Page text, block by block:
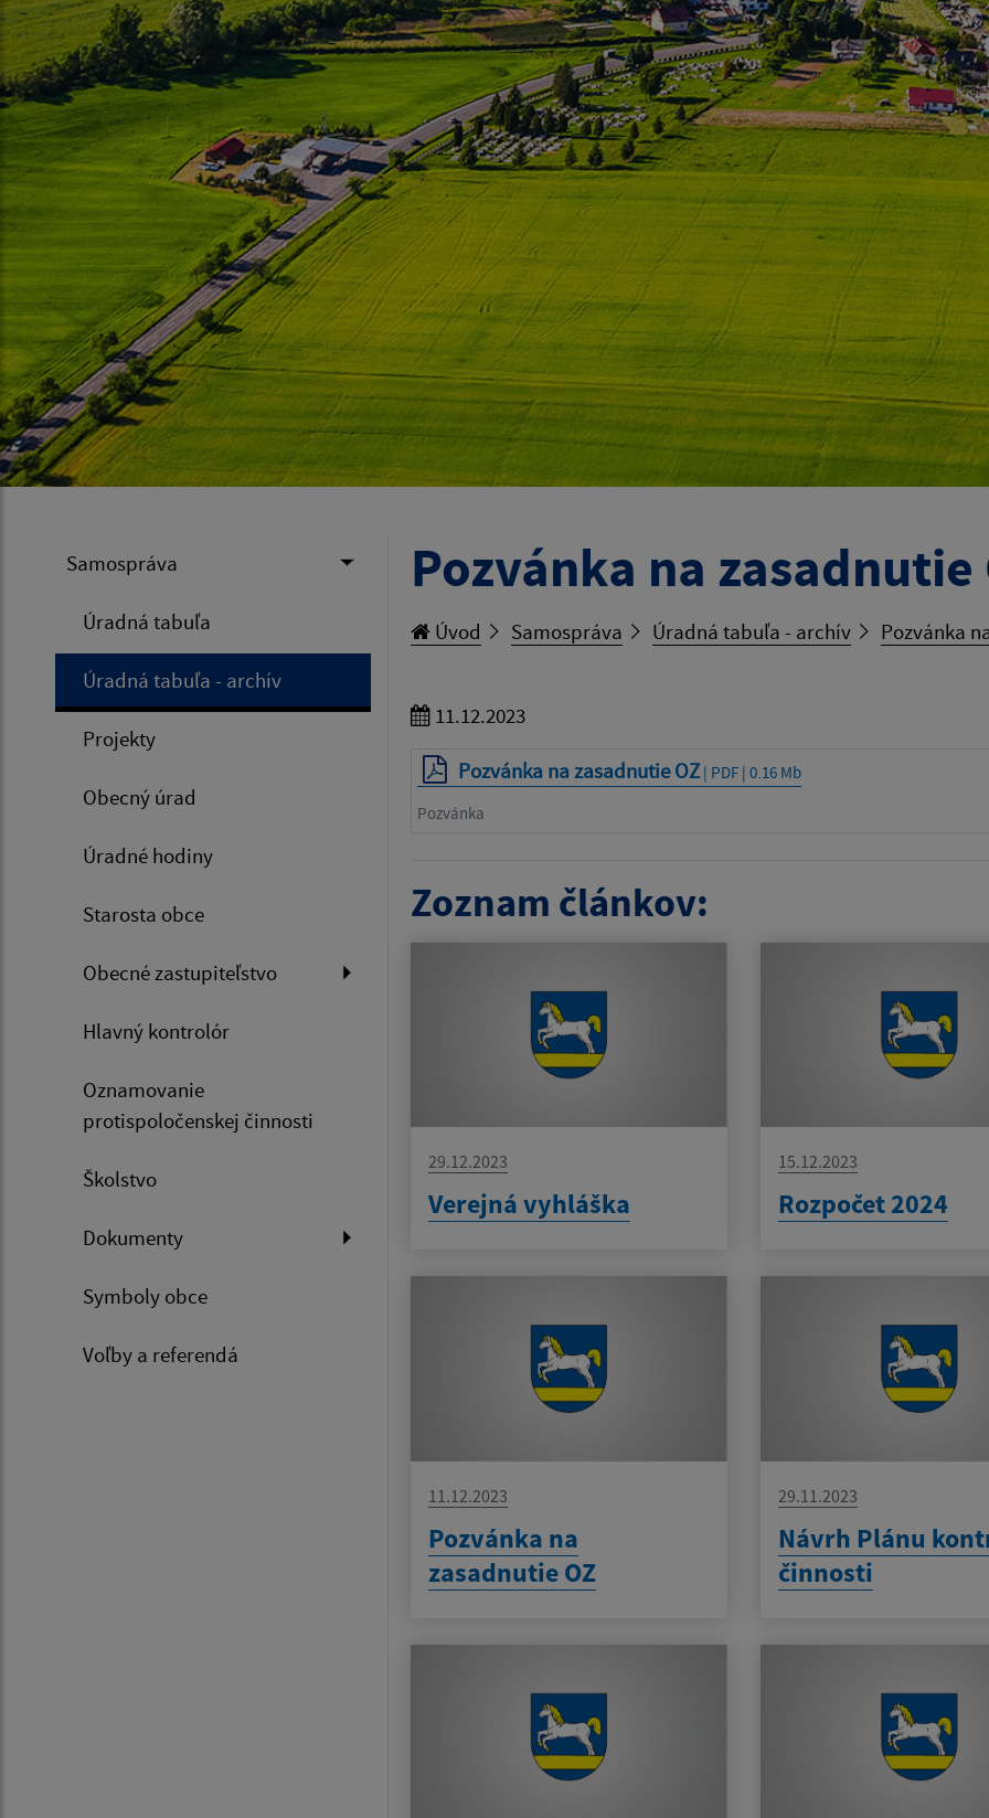
Samospráva
Úradná tabuľa
Úradná tabuľa - archív
Projekty
Obecný úrad
Úradné hodiny
Starosta obce
Obecné zastupiteľstvo
Hlavný kontrolór
Oznamovanie
protispoločenskej činnosti
Školstvo
Dokumenty
Symboly obce
Voľby a referendá
Pozvánka na zasadnutie
Úvod Samospráva Úradná tabuľa - archív Pozvánka
11.12.2023
Pozvánka na zasadnutie OZ| PDF | 0.16 Mb
Pozvánka
Zoznam článkov:
29.12.2023
Verejná vyhláška
15.12.2023
Rozpočet 2024
11.12.2023
Pozvánka na
zasadnutie OZ
29.11.2023
Návrh Plánu
činnosti